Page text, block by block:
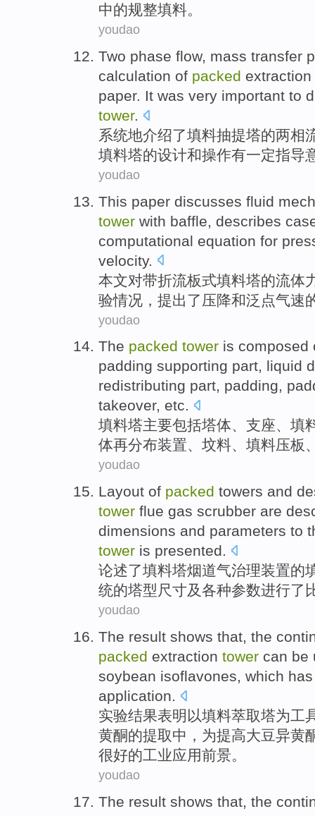
中的规整填料。
youdao
Two phase flow, mass transfer
calculation of packed extraction
paper. It was very important to
tower.
系统地介绍了填料抽提塔的两相
填料塔的设计和操作有一定指导
youdao
This paper discusses fluid
tower with baffle describes
computational equation for
velocity.
本文对带折流板式填料塔的流体
验情况 ， 提出了 压降和泛点气速
youdao
The packed tower is composed
padding supporting part, liquid
redistributing part, padding,
takeover, etc.
填料塔主要包括塔体、 支座、 填
体再分布装置、坟料、填料压板
youdao
Layout of packed towers and
tower flue gas scrubber are
dimensions and parameters to
tower is presented.
论述了填料塔烟道气治理装置的
统的塔型 尺寸及各种参数进行了
youdao
The result shows that, the
packed extraction tower can be
soybean isoflavones, which
application.
实验结果表明 以填料萃取塔为工
黄酮的提取中，为提高大豆异黄
很好的工业应用前景。
youdao
The result shows that, the